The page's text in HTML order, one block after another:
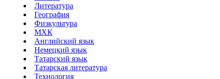
Литература
География
Физкультура
МХК
Английский язык
Немецкий язык
Татарский язык
Татарская литература
Технология